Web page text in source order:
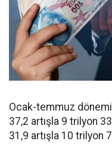
Ocak-temmuz
37,2 artışla 9 trilyon
31,9 artışla 10 trilyon